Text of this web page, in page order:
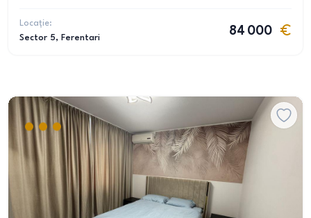
Locație:
Sector 5, Ferentari
84 000